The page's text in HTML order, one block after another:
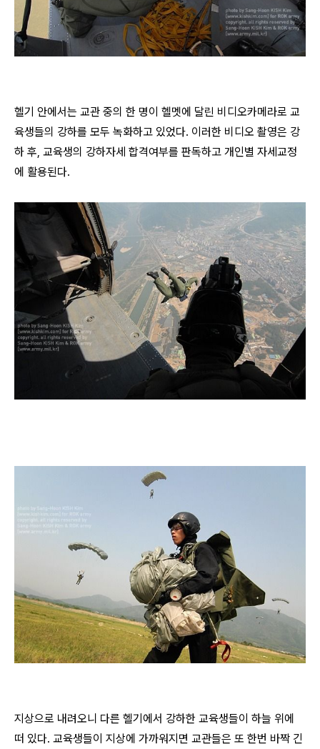
헬기 안에서는 교관 중의 한 명이 헬멧에 달린 비디오카메라로 교
육생들의 강하를 모두 녹화하고 있었다. 이러한 비디오 촬영은 강
하 후, 교육생의 강하자세 합격여부를 판독하고 개인별 자세교정
에 활용된다.
지상으로 내려오니 다른 헬기에서 강하한 교육생들이 하늘 위에
떠 있다. 교육생들이 지상에 가까워지면 교관들은 또 한번 바짝 긴